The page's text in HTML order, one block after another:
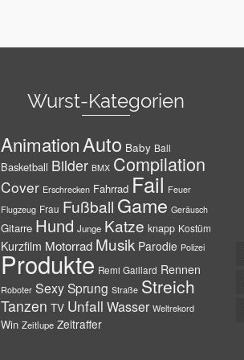
Wurst-Kategorien
AnimationAuto Baby Ball
Basketball Bilder BMX Compilation
Cover Erschrecken Fahrrad Fail Feuer
Flugzeug Frau Fußball Game Geräusch
Gitarre Hund Junge Katze knapp Kostüm
Kurzfilm Motorrad Musik Parodie Polizei
Produkte Remi Gaillard Rennen
Roboter SexySprung Straße Streich
Tanzen TV Unfall Wasser Weltrekord
Win Zeitlupe Zeitraffer